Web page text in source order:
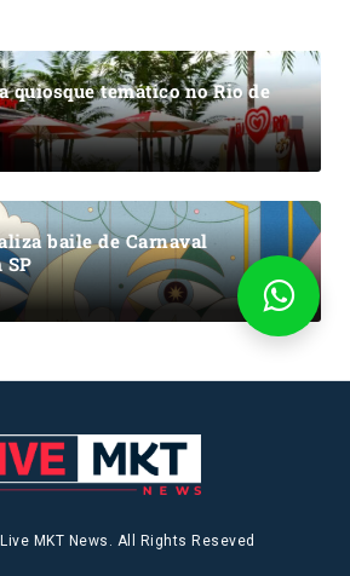
quiosque temático no Rio de
baile de Carnaval
SP
MKT News. All Rights Reseved